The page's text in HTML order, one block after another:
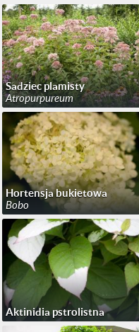
Sadziec plamisty
Atropurpureum
Hortensja bukietowa
Bobo
Aktinidia pstrolistna